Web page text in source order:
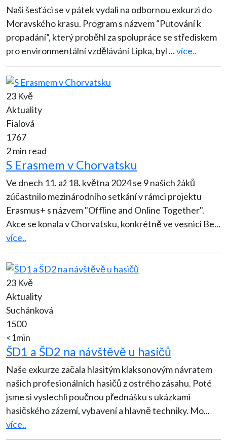
Naši šesťáci se v pátek vydali na odbornou exkurzi do
Moravského krasu. Program s názvem “Putování k
propadání”, který proběhl za spolupráce se střediskem
pro environmentální vzdělávání Lipka, byl ...více..
23 Kvě
Aktuality
Fialová
1767
2 min read
S Erasmem v Chorvatsku
Ve dnech 11. až 18. května 2024 se 9 našich žáků
zúčastnilo mezinárodního setkání v rámci projektu
Erasmus+ s názvem "Offline and Online Together".
Akce se konala v Chorvatsku, konkrétně ve vesnici Be...
více..
23 Kvě
Aktuality
Suchánková
1500
<1min
ŠD1 a ŠD2 na návštěvě u hasičů
Naše exkurze začala hlasitým klaksonovým návratem
našich profesionálních hasičů z ostrého zásahu. Poté
jsme si vyslechli poučnou přednášku s ukázkami
hasičského zázemí, vybavení a hlavně techniky. Mo...
více..